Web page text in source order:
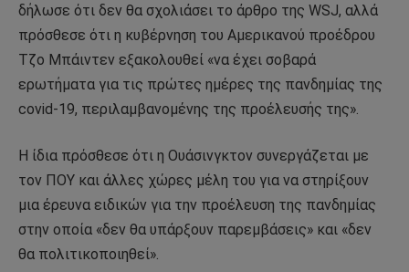
δήλωσε ότι δεν θα σχολιάσει το άρθρο της WSJ, αλλά
πρόσθεσε ότι η κυβέρνηση του Αμερικανού προέδρου
Τζο Μπάιντεν εξακολουθεί «να έχει σοβαρά
ερωτήματα για τις πρώτες ημέρες της πανδημίας της
covid-19, περιλαμβανομένης της προέλευσής της».
Η ίδια πρόσθεσε ότι η Ουάσινγκτον συνεργάζεται με
τον ΠΟΥ και άλλες χώρες μέλη του για να στηρίξουν
μια έρευνα ειδικών για την προέλευση της πανδημίας
στην οποία «δεν θα υπάρξουν παρεμβάσεις» και «δεν
θα πολιτικοποιηθεί».